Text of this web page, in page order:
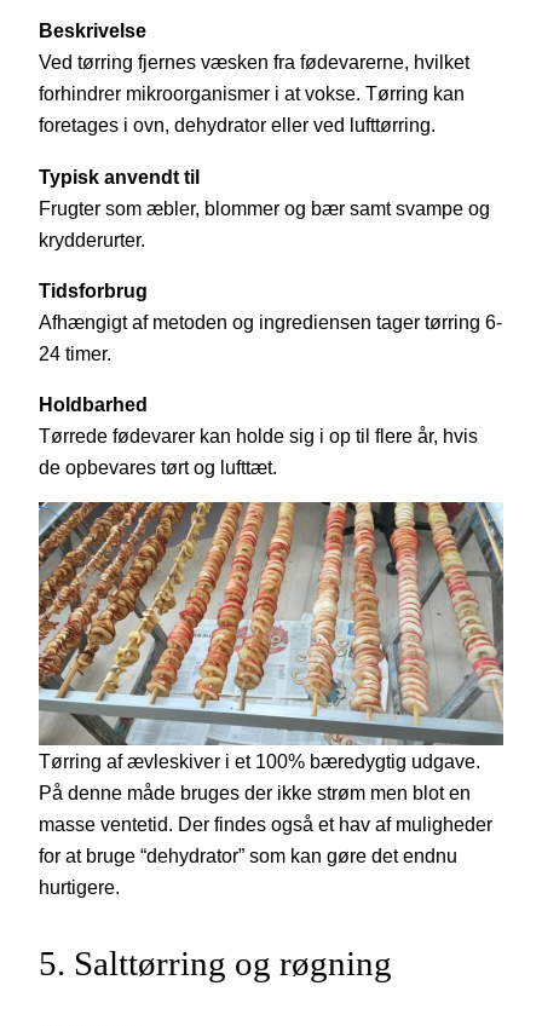
Beskrivelse
Ved tørring fjernes væsken fra fødevarerne, hvilket
forhindrer mikroorganismer i at vokse. Tørring kan
foretages i ovn, dehydrator eller ved lufttørring.
Typisk anvendt til
Frugter som æbler, blommer og bær samt svampe og
krydderurter.
Tidsforbrug
Afhængigt af metoden og ingrediensen tager tørring 6-
24 timer.
Holdbarhed
Tørrede fødevarer kan holde sig i op til flere år, hvis
de opbevares tørt og lufttæt.
Tørring af ævleskiver i et 100% bæredygtig udgave.
På denne måde bruges der ikke strøm men blot en
masse ventetid. Der findes også et hav af muligheder
for at bruge “dehydrator” som kan gøre det endnu
hurtigere.
5. Salttørring og røgning